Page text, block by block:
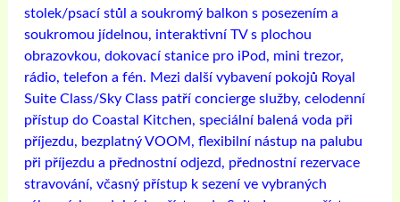
stolek/psací stůl a soukromý balkon s posezením a
soukromou jídelnou, interaktivní TV s plochou
obrazovkou, dokovací stanice pro iPod, mini trezor,
rádio, telefon a fén. Mezi další vybavení pokojů Royal
Suite Class/Sky Class patří concierge služby, celodenní
přístup do Coastal Kitchen, speciální balená voda při
příjezdu, bezplatný VOOM, flexibilní nástup na palubu
při příjezdu a přednostní odjezd, přednostní rezervace
stravování, včasný přístup k sezení ve vybraných